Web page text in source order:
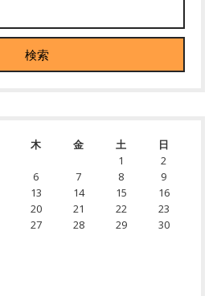
木 金 土
日
1
2
6 7 8
9
13 14 15
16
20 21 22
23
27 28 29
30